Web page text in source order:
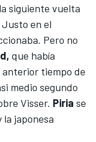
siguiente vuelta
en el
Pero no
que había
tiempo de
medio segundo
Visser. Piria se
japonesa